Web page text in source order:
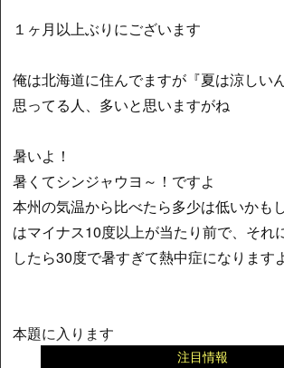
注目情報
１ヶ月以上ぶりにございます
俺は北海道に住んでますが『夏は涼しい
思ってる人、多いと思いますがね
暑いよ！
暑くてシンジャウヨ～！ですよ
本州の気温から比べたら多少は低いかも
はマイナス10度以上が当たり前で、それ
したら30度で暑すぎて熱中症になります
本題に入ります